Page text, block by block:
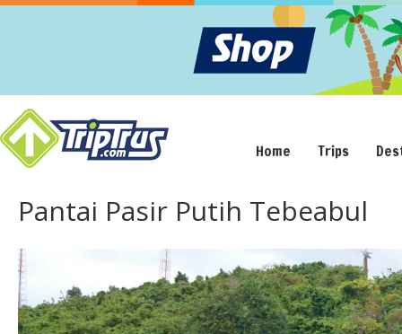
Home Trips
Pantai Pasir Putih Tebeabul